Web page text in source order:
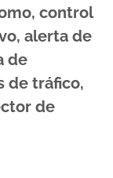
control
alerta de
de
de tráfico,
de